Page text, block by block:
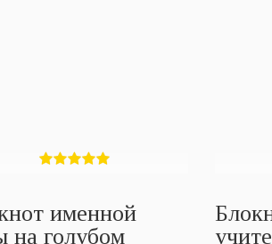
именной
на голубом